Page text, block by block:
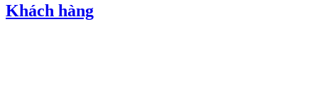
Khách hàng